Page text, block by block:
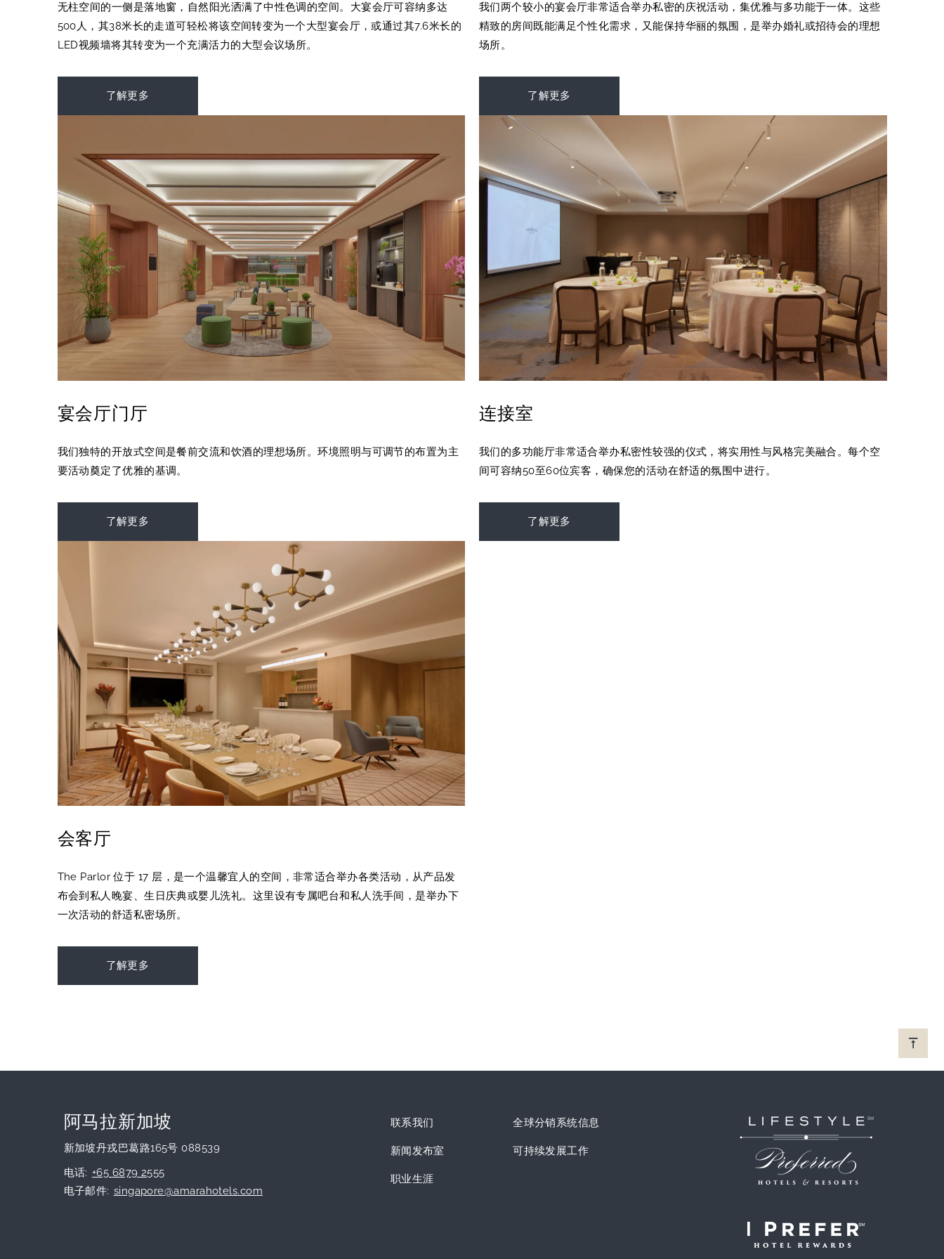
无柱空间的一侧是落地窗，自然阳光洒满了中性色调的空间。大宴会厅可容纳多达
500人，其38米长的走道可轻松将该空间转变为一个大型宴会厅，或通过其7.6米长的
LED视频墙将其转变为一个充满活力的大型会议场所。
了解更多
我们两个较小的宴会厅非常适合举办私密的庆祝活动，集优雅与多功能于一体。这些
精致的房间既能满足个性化需求，又能保持华丽的氛围，是举办婚礼或招待会的理想
场所。
了解更多
宴会厅门厅
我们独特的开放式空间是餐前交流和饮酒的理想场所。环境照明与可调节的布置为主
要活动奠定了优雅的基调。
了解更多
连接室
我们的多功能厅非常适合举办私密性较强的仪式，将实用性与风格完美融合。每个空
间可容纳50至60位宾客，确保您的活动在舒适的氛围中进行。
了解更多
会客厅
The Parlor 位于 17 层，是一个温馨宜人的空间，非常适合举办各类活动，从产品发
布会到私人晚宴、生日庆典或婴儿洗礼。这里设有专属吧台和私人洗手间，是举办下
一次活动的舒适私密场所。
了解更多
阿马拉新加坡
新加坡丹戎巴葛路165号 088539
电话 +65 6879 2555
电子邮件 singapore@amarahotels.com
联系我们
新闻发布室
职业生涯
全球分销系统信息
可持续发展工作